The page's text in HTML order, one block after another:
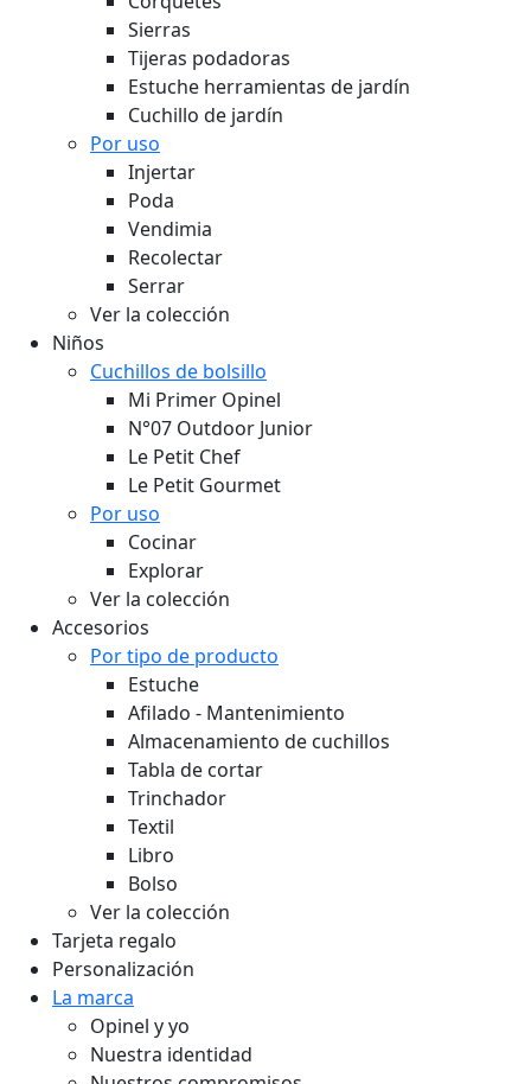
Sierras
Tijeras podadoras
Estuche herramientas de jardín
Cuchillo de jardín
Por uso
Injertar
Poda
Vendimia
Recolectar
Serrar
Ver la colección
Niños
Cuchillos de bolsillo
Mi Primer Opinel
N°07 Outdoor Junior
Le Petit Chef
Le Petit Gourmet
Por uso
Cocinar
Explorar
Ver la colección
Accesorios
Por tipo de producto
Estuche
Afilado - Mantenimiento
Almacenamiento de cuchillos
Tabla de cortar
Trinchador
Textil
Libro
Bolso
Ver la colección
Tarjeta regalo
Personalización
La marca
Opinel y yo
Nuestra identidad